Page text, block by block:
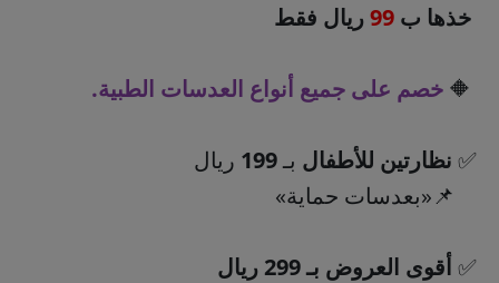
خذها ب 99ريال فقط
🔶 خصم على جميع أنواع العدسات الطبية.
✅ نظارتين للأطفال بـ199 ريال
📌«بعدسات حماية»
✅أقوى العروض بـ 299 ريال